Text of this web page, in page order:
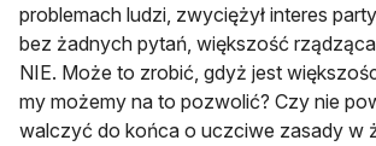
problemach ludzi, zwyciężył interes
bez żadnych pytań, większość
NIE. Może to zrobić, gdyż jest
my możemy na to pozwolić? Czy nie
walczyć do końca o uczciwe zasady w